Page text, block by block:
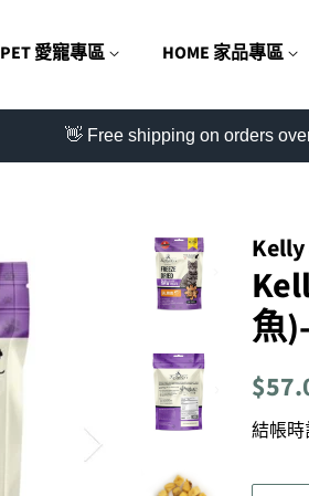
PET 愛寵專區 HOME 家品專區
👋 Free shipping on orders
魚
定
結帳